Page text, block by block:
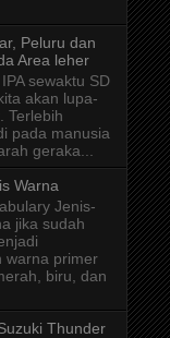
Peluru dan
Area leher
sewaktu SD
akan lupa-
Terlebih
pada manusia
geraka...
Warna
Jenis-
jika sudah
warna primer
biru, dan
Thunder